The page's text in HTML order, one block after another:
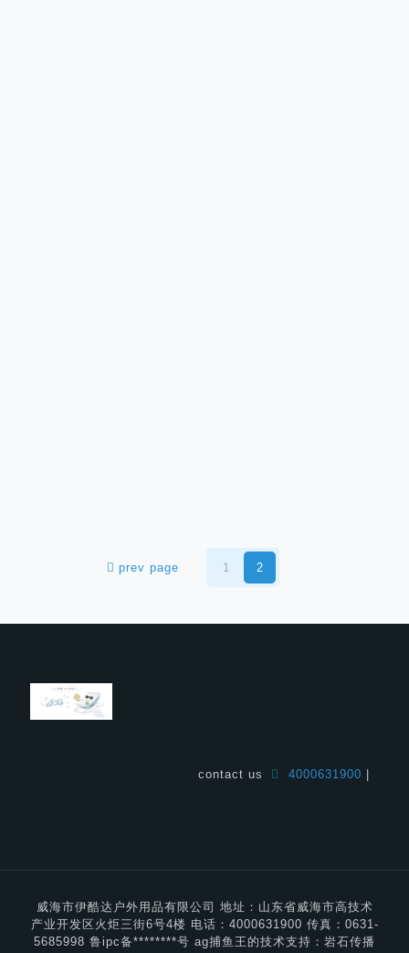
prev page 1 2
contact us 4000631900 |
威海市伊酷达户外用品有限公司 地址：山东省威海市高技术
产业开发区火炬三街6号4楼 电话：4000631900 传真：0631-
5685998 鲁ipc备********号 ag捕鱼王的技术支持：岩石传播